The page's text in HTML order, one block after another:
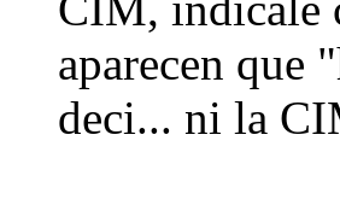
aparecen que
deci... ni la